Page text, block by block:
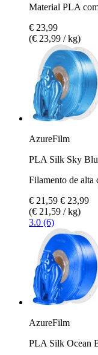
Material PLA
€ 23,99
(€ 23,99 / kg)
AzureFilm
PLA Silk Sky
Filamento de alta
€ 21,59 € 23,99
(€ 21,59 / kg)
3.0 (6)
AzureFilm
PLA Silk Ocean